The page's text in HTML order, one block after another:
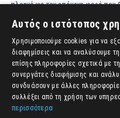
πλοηγό για την επόμενη φορά που
Αυτός ο ιστότοπος
Χρησιμοποιούμε cookies για να
διαφημίσεις και να αναλύσουμε
επίσης πληροφορίες σχετικά με
συνεργάτες διαφήμισης και
συνδυάσουν με άλλες
συλλέξει από τη χρήση των
περισσότερα